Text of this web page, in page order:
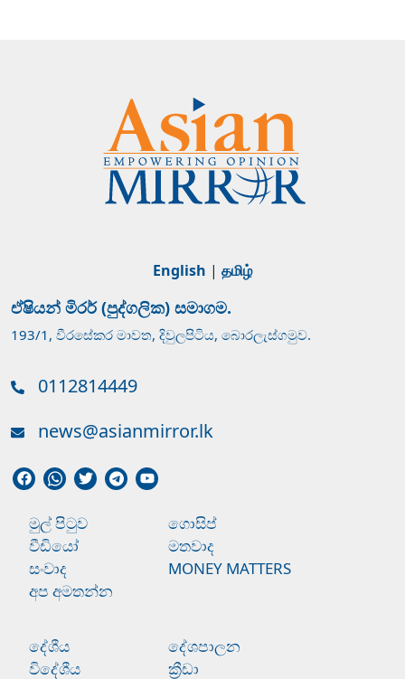
English | தமிழ்
ඒෂියන් මිරර් (පුද්ගලික) සමාගම.
193/1, වීරසේකර මාවත, දිවුලපිටිය, බොරලැස්ගමුව.
0112814449
news@asianmirror.lk
මුල් පිටුව
ගොසිප්
වීඩියෝ
මතවාද
සංවාද
MONEY MATTERS
අප අමතන්න
දේශීය
දේශපාලන
විදේශීය
ක්‍රීඩා